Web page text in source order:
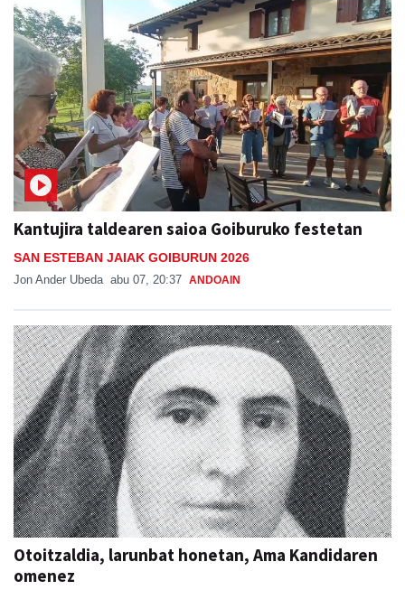
Kantujira taldearen saioa Goiburuko festetan
SAN ESTEBAN JAIAK GOIBURUN 2026
Jon Ander Ubeda abu 07, 20:37 ANDOAIN
Otoitzaldia, larunbat honetan, Ama Kandidaren
omenez